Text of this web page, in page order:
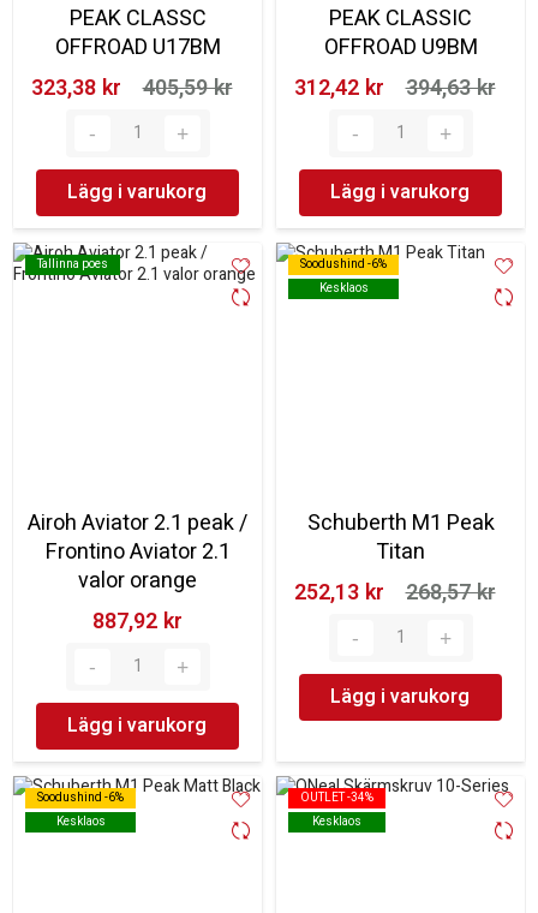
PEAK CLASSC
OFFROAD U17BM
323,38 kr‎
405,59 kr‎
Lägg i varukorg
PEAK CLASSIC
OFFROAD U9BM
312,42 kr‎
394,63 kr‎
Lägg i varukorg
Tallinna poes
Tallinna poes
Airoh Aviator 2.1 peak /
Frontino Aviator 2.1
valor orange
887,92 kr‎
Lägg i varukorg
Soodushind -6%
Kesklaos
Soodushind -6%
Kesklaos
Schuberth M1 Peak
Titan
252,13 kr‎
268,57 kr‎
Lägg i varukorg
Soodushind -6%
Kesklaos
Soodushind -6%
Kesklaos
OUTLET -34%
Kesklaos
OUTLET -34%
Kesklaos